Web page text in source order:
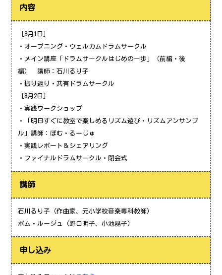
内容
［8月1日］
・オープニング・ウェルカムドラムサークル
・メイン講座「ドラムサークルはじめの一歩」（前編・後
編） 講師：石川るり子
・振り返り・共有ドラムサークル
［8月2日］
・実践ワークショップ
・「明日すぐに教室で楽しめるリズム遊び・リズムアンサンブ
ル」講師：ぽむ・るーじゅ
・実践レポート＆シェアリング
・ファイナルドラムサークル・閉会式
講師
石川るり子（作曲家、元小学校音楽専科教師）
ポム・ルージュ（野口明子、小池晶子）
申し込み